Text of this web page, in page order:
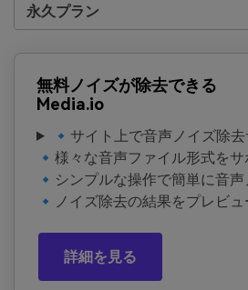
永久プラン
無料ノイズが除去できる
Media.io
🔹サイト上で音声ノイズ除去
🔹様々な音声ファイル形式をサ
🔹シンプルな操作で簡単に音
🔹ノイズ除去の結果をプレビュ
詳細を見る